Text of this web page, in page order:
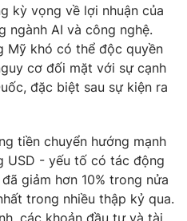
kỳ vọng về lợi nhuận của
ngành AI và công nghệ.
Mỹ khó có thể độc quyền
cơ đối mặt với sự cạnh
đặc biệt sau sự kiện ra
tiền chuyển hướng mạnh
USD - yếu tố có tác động
giảm hơn 10% trong nửa
trong nhiều thập kỷ qua.
các khoản đầu tư và tài